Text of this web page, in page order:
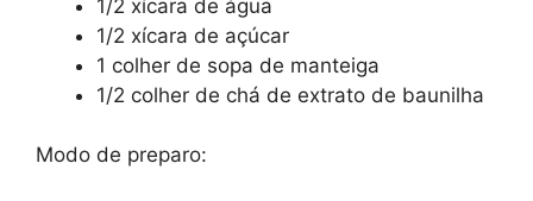
1/2 xícara de água
1/2 xícara de açúcar
1 colher de sopa de manteiga
1/2 colher de chá de extrato de baunilha
Modo de preparo: